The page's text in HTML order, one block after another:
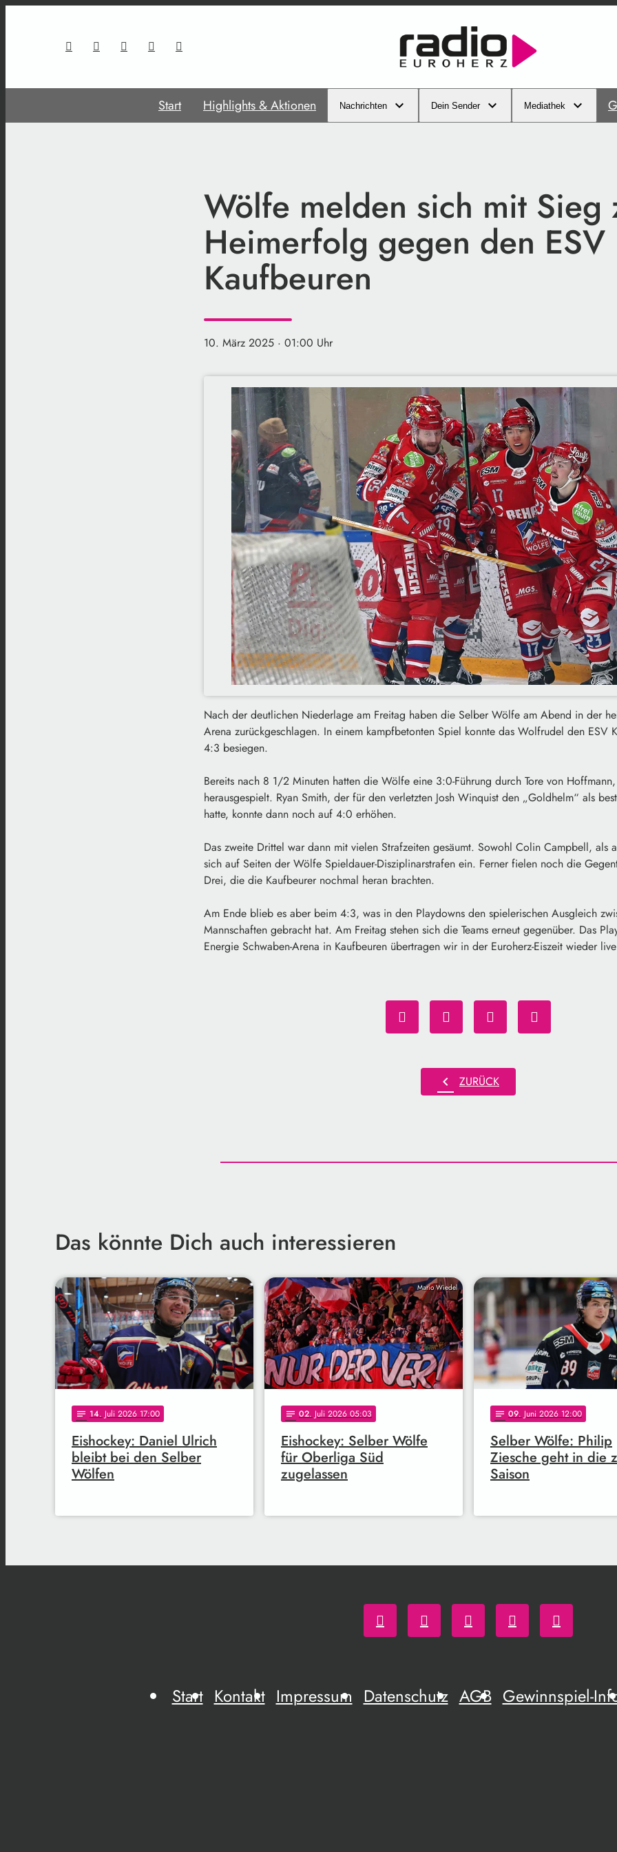
Start Highlights & Aktionen Nachrichten Dein Sender Mediathek
Wölfe melden sich mit Sieg
Heimerfolg gegen den ESV
Kaufbeuren
10. März 2025 · 01:00 Uhr
Nach der deutlichen Niederlage am Freitag haben die Selber Wölfe am Abend in der
Arena zurückgeschlagen. In einem kampfbetonten Spiel konnte das Wolfrudel den ESV
4:3 besiegen.
Bereits nach 8 1/2 Minuten hatten die Wölfe eine 3:0-Führung durch Tore von
herausgespielt. Ryan Smith, der für den verletzten Josh Winquist den „Goldhelm“ als
hatte, konnte dann noch auf 4:0 erhöhen.
Das zweite Drittel war dann mit vielen Strafzeiten gesäumt. Sowohl Colin Campbell, als
sich auf Seiten der Wölfe Spieldauer-Disziplinarstrafen ein. Ferner fielen noch die
Drei, die die Kaufbeurer nochmal heran brachten.
Am Ende blieb es aber beim 4:3, was in den Playdowns den spielerischen Ausgleich
Mannschaften gebracht hat. Am Freitag stehen sich die Teams erneut gegenüber. Das
Energie Schwaben-Arena in Kaufbeuren übertragen wir in der Euroherz-Eiszeit wieder
chevron_left ZURÜCK
Das könnte Dich auch interessieren
notes 14. Juli 2026 17:00
Eishockey: Daniel Ulrich
bleibt bei den Selber
Wölfen
Mario Wiedel
notes 02. Juli 2026 05:03
Eishockey: Selber Wölfe
für Oberliga Süd
zugelassen
notes 09. Juni 2026 12:00
Selber Wölfe: Philip
Ziesche geht in die
Saison
Start Kontakt Impressum Datenschutz AGB Gewinnspiel-